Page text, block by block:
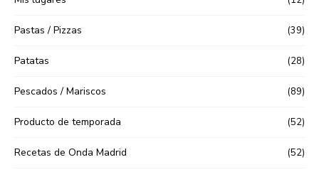
Pastas / Pizzas (39)
Patatas (28)
Pescados / Mariscos (89)
Producto de temporada (52)
Recetas de Onda Madrid (52)